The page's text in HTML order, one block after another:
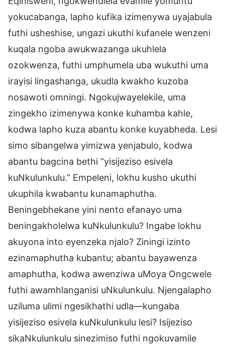
yokucabanga, lapho kufika izimenywa uyajabula
futhi usheshise, ungazi ukuthi kufanele wenzeni
kuqala ngoba awukwazanga ukuhlela
ozokwenza, futhi umphumela uba wukuthi uma
irayisi lingashanga, ukudla kwakho kuzoba
nosawoti omningi. Ngokujwayelekile, uma
zingekho izimenywa konke kuhamba kahle,
kodwa lapho kuza abantu konke kuyabheda. Lesi
simo sibangelwa yimizwa yenjabulo, kodwa
abantu bagcina bethi “yisijeziso esivela
kuNkulunkulu.” Empeleni, lokhu kusho ukuthi
ukuphila kwabantu kunamaphutha.
Beningebhekane yini nento efanayo uma
beningakholelwa kuNkulunkulu? Ingabe lokhu
akuyona into eyenzeka njalo? Ziningi izinto
ezinamaphutha kubantu; abantu bayawenza
amaphutha, kodwa awenziwa uMoya Ongcwele
futhi awamhlanganisi uNkulunkulu. Njengalapho
uziluma ulimi ngesikhathi udla—kungaba
yisijeziso esivela kuNkulunkulu lesi? Isijeziso
sikaNkulunkulu sinezimiso futhi ngokuvamile